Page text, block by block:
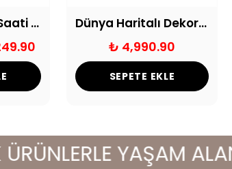
Dekoratif Kum Saati 30 Dakika Dünya Haritalı Dekoratif Çarklı Duvar Saati
₺ 4,990.90
SEPETE EKLE
YAŞAM